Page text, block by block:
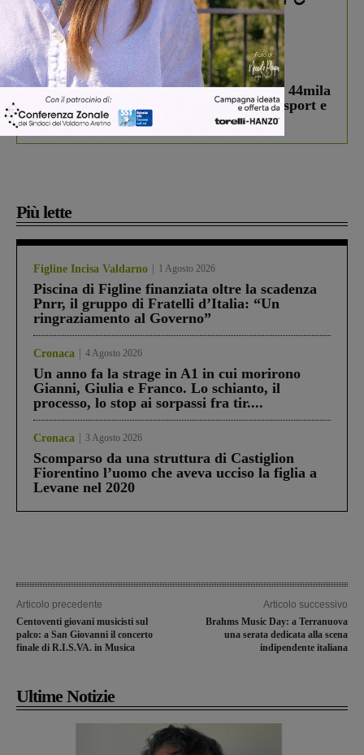
In vetrina 3 Agosto 2026
Estra Notizie agosto: Smart Cities, oltre 44mila
studenti coinvolti, torna il bando per lo sport e
debutta il podcast Estrair
Più lette
Figline Incisa Valdarno 1 Agosto 2026
Piscina di Figline finanziata oltre la scadenza
Pnrr, il gruppo di Fratelli d’Italia: “Un
ringraziamento al Governo”
Cronaca 4 Agosto 2026
Un anno fa la strage in A1 in cui morirono
Gianni, Giulia e Franco. Lo schianto, il
processo, lo stop ai sorpassi fra tir....
Cronaca 3 Agosto 2026
Scomparso da una struttura di Castiglion
Fiorentino l’uomo che aveva ucciso la figlia a
Levane nel 2020
Articolo precedente
Centoventi giovani musicisti sul
palco: a San Giovanni il concerto
finale di R.I.S.VA. in Musica
Articolo successivo
Brahms Music Day: a Terranuova
una serata dedicata alla scena
indipendente italiana
Ultime Notizie